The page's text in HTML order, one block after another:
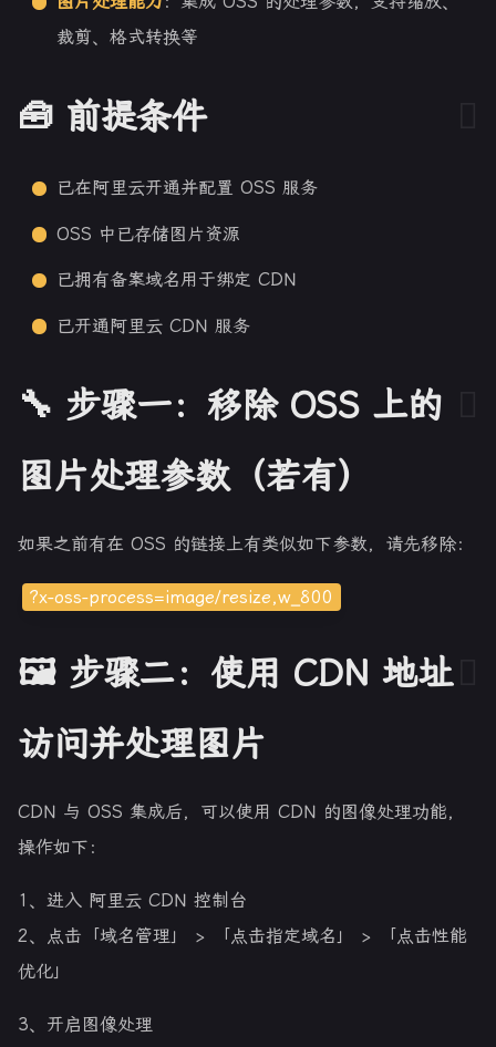
裁剪、格式转换等
🧰 前提条件
已在阿里云开通并配置 OSS 服务
OSS 中已存储图片资源
已拥有备案域名用于绑定 CDN
已开通阿里云 CDN 服务
🔧 步骤一：移除 OSS 上的
图片处理参数（若有）
如果之前有在 OSS 的链接上有类似如下参数，请先移除：
?x-oss-process=image/resize,w_800
🖼️ 步骤二：使用 CDN 地址
访问并处理图片
CDN 与 OSS 集成后，可以使用 CDN 的图像处理功能，
操作如下：
1、进入 阿里云 CDN 控制台
2、点击「域名管理」 > 「点击指定域名」 > 「点击性能
优化」
3、开启图像处理